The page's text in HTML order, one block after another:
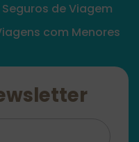
Seguros de Viagem
com Menores